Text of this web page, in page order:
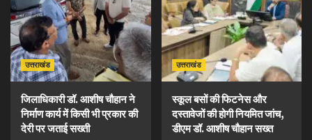
उत्तराखंड
जिलाधिकारी डॉ. आशीष चौहान ने
निर्माण कार्य में किसी भी प्रकार की
देरी पर जताई सख्ती
उत्तराखंड
स्कूल बसों की फिटनेस और
दस्तावेजों की होगी नियमित जांच,
डीएम डॉ. आशीष चौहान सख्त